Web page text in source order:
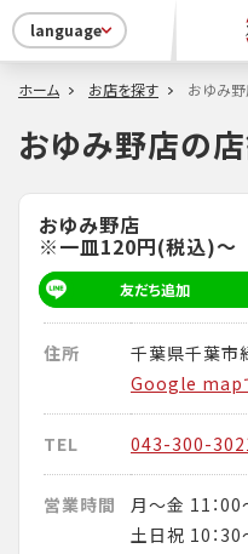
language
ホーム お店を探す おゆみ
おゆみ野店の
おゆみ野店
※一皿120円(税込)～
友だち追加
住所
千葉県千葉市
Google map
TEL 043-300-
営業時間
月～金 11：00
土日祝 10：30